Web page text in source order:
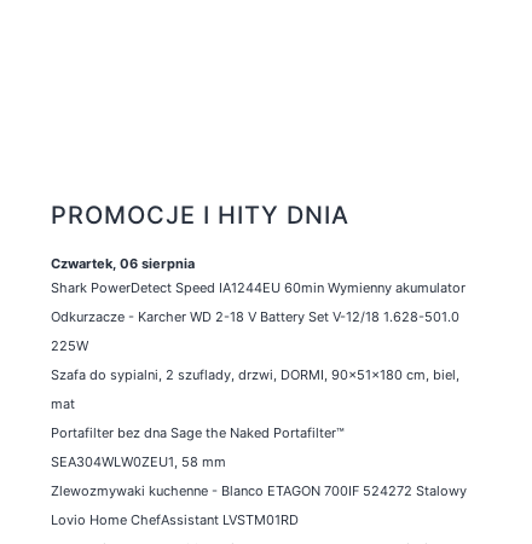
PROMOCJE I HITY DNIA
Czwartek, 06 sierpnia
Shark PowerDetect Speed IA1244EU 60min Wymienny akumulator
Odkurzacze - Karcher WD 2-18 V Battery Set V-12/18 1.628-501.0
225W
Szafa do sypialni, 2 szuflady, drzwi, DORMI, 90x51x180 cm, biel,
mat
Portafilter bez dna Sage the Naked Portafilter™
SEA304WLW0ZEU1, 58 mm
Zlewozmywaki kuchenne - Blanco ETAGON 700IF 524272 Stalowy
Lovio Home ChefAssistant LVSTM01RD